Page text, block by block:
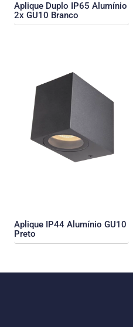
Aplique Duplo IP65 Alumínio
2x GU10 Branco
Aplique IP44 Alumínio GU10
Preto